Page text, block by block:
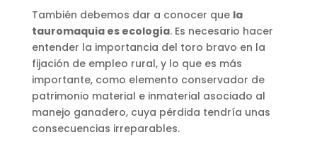
También debemos dar a conocer que la
tauromaquia es ecología. Es necesario hacer
entender la importancia del toro bravo en la
fijación de empleo rural, y lo que es más
importante, como elemento conservador de
patrimonio material e inmaterial asociado al
manejo ganadero, cuya pérdida tendría unas
consecuencias irreparables.